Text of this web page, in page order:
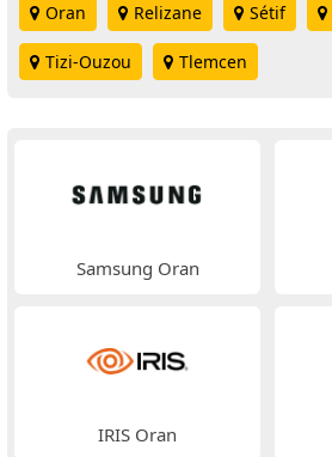
Oran Relizane Sétif
Tizi-Ouzou Tlemcen
Samsung Oran
IRIS Oran